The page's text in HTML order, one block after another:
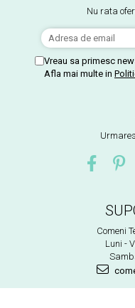
Nu rata
Vreau sa primesc
Afla mai multe in
Comeni
Luni -